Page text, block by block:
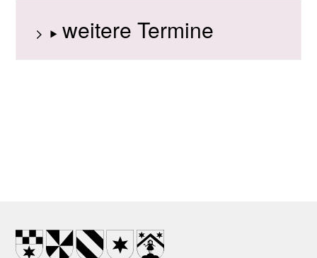
weitere Termine
Footer
Wappen